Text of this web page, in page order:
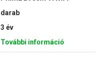
darab
3 év
További információ